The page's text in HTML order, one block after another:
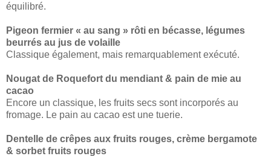
équilibré.
Pigeon fermier « au sang » rôti en bécasse, légumes
beurrés au jus de volaille
Classique également, mais remarquablement exécuté.
Nougat de Roquefort du mendiant & pain de mie au
cacao
Encore un classique, les fruits secs sont incorporés au
fromage. Le pain au cacao est une tuerie.
Dentelle de crêpes aux fruits rouges, crème bergamote
& sorbet fruits rouges